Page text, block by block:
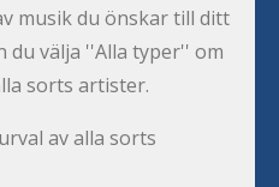
musik du önskar till ditt
du välja ''Alla typer'' om
sorts artister.
av alla sorts